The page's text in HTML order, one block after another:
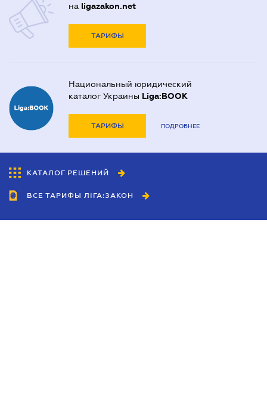
на ligazakon.net
ТАРИФЫ
Национальный юридический
каталог Украины Liga:BOOK
ТАРИФЫ ПОДРОБНЕЕ
КАТАЛОГ РЕШЕНИЙ
ВСЕ ТАРИФЫ ЛІГА:ЗАКОН